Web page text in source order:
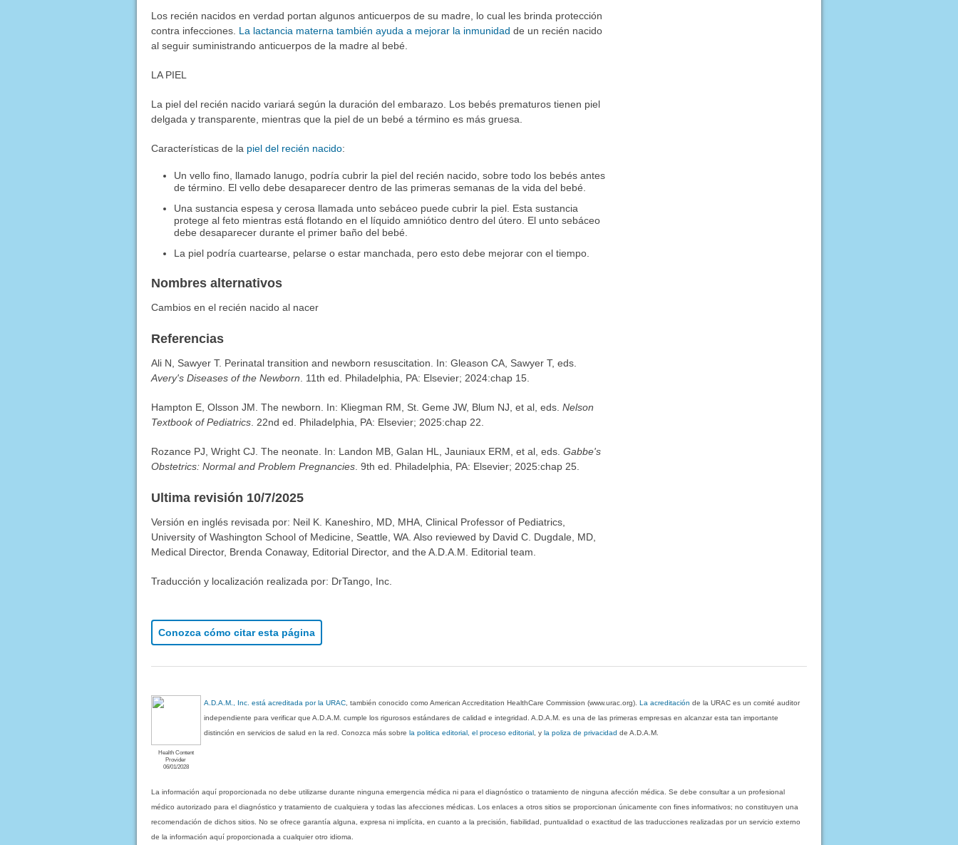
Los recién nacidos en verdad portan algunos anticuerpos de su madre, lo cual les brinda protección
contra infecciones. La lactancia materna también ayuda a mejorar la inmunidad de un recién nacido
al seguir suministrando anticuerpos de la madre al bebé.
LA PIEL
La piel del recién nacido variará según la duración del embarazo. Los bebés prematuros tienen piel
delgada y transparente, mientras que la piel de un bebé a término es más gruesa.
Características de la piel del recién nacido:
Un vello fino, llamado lanugo, podría cubrir la piel del recién nacido, sobre todo los bebés antes
de término. El vello debe desaparecer dentro de las primeras semanas de la vida del bebé.
Una sustancia espesa y cerosa llamada unto sebáceo puede cubrir la piel. Esta sustancia
protege al feto mientras está flotando en el líquido amniótico dentro del útero. El unto sebáceo
debe desaparecer durante el primer baño del bebé.
La piel podría cuartearse, pelarse o estar manchada, pero esto debe mejorar con el tiempo.
Nombres alternativos
Cambios en el recién nacido al nacer
Referencias
Ali N, Sawyer T. Perinatal transition and newborn resuscitation. In: Gleason CA, Sawyer T, eds.
Avery's Diseases of the Newborn. 11th ed. Philadelphia, PA: Elsevier; 2024:chap 15.
Hampton E, Olsson JM. The newborn. In: Kliegman RM, St. Geme JW, Blum NJ, et al, eds. Nelson
Textbook of Pediatrics. 22nd ed. Philadelphia, PA: Elsevier; 2025:chap 22.
Rozance PJ, Wright CJ. The neonate. In: Landon MB, Galan HL, Jauniaux ERM, et al, eds. Gabbe's
Obstetrics: Normal and Problem Pregnancies. 9th ed. Philadelphia, PA: Elsevier; 2025:chap 25.
Ultima revisión 10/7/2025
Versión en inglés revisada por: Neil K. Kaneshiro, MD, MHA, Clinical Professor of Pediatrics,
University of Washington School of Medicine, Seattle, WA. Also reviewed by David C. Dugdale, MD,
Medical Director, Brenda Conaway, Editorial Director, and the A.D.A.M. Editorial team.
Traducción y localización realizada por: DrTango, Inc.
Conozca cómo citar esta página
Health Content
Provider
06/01/2028
A.D.A.M., Inc. está acreditada por la URAC , también conocido como American Accreditation HealthCare Commission (www.urac.org).La acreditación de la URAC es un comité auditor
independiente para verificar que A.D.A.M. cumple los rigurosos estándares de calidad e integridad. A.D.A.M. es una de las primeras empresas en alcanzar esta tan importante
distinción en servicios de salud en la red. Conozca más sobrela politica editorial, el proceso editorial , yla poliza de privacidad de A.D.A.M.
La información aquí proporcionada no debe utilizarse durante ninguna emergencia médica ni para el diagnóstico o tratamiento de ninguna afección médica. Se debe consultar a un profesional
médico autorizado para el diagnóstico y tratamiento de cualquiera y todas las afecciones médicas. Los enlaces a otros sitios se proporcionan únicamente con fines informativos; no constituyen una
recomendación de dichos sitios. No se ofrece garantía alguna, expresa ni implícita, en cuanto a la precisión, fiabilidad, puntualidad o exactitud de las traducciones realizadas por un servicio externo
de la información aquí proporcionada a cualquier otro idioma.